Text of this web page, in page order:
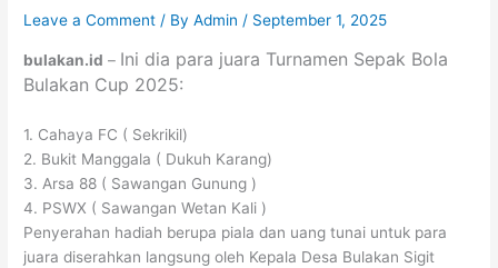
Leave a Comment / ByAdmin / September 1, 2025
bulakan.id – Ini dia para juara Turnamen Sepak Bola
Bulakan Cup 2025:
1. Cahaya FC ( Sekrikil)
2. Bukit Manggala ( Dukuh Karang)
3. Arsa 88 ( Sawangan Gunung )
4. PSWX ( Sawangan Wetan Kali )
Penyerahan hadiah berupa piala dan uang tunai untuk para
juara diserahkan langsung oleh Kepala Desa Bulakan Sigit